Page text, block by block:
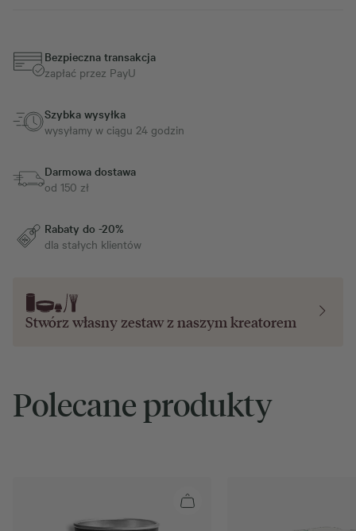
Bezpieczna transakcja
zapłać przez PayU
Szybka wysyłka
wysyłamy w ciągu 24 godzin
Darmowa dostawa
od 150 zł
Rabaty do -20%
dla stałych klientów
Stwórz własny zestaw z naszymkreatorem
Polecane produkty